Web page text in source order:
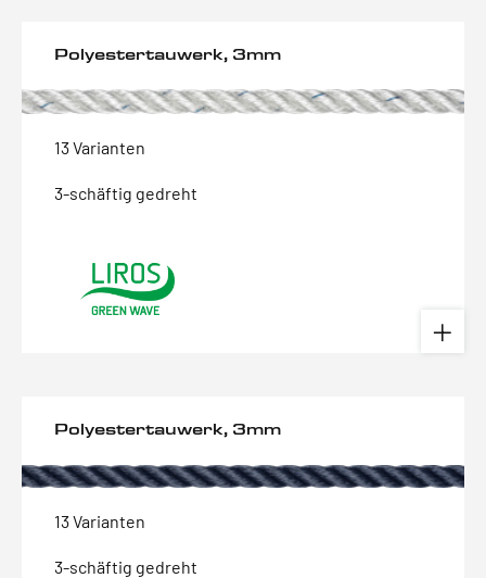
Polyestertauwerk, 3mm
13 Varianten
3-schäftig gedreht
Polyestertauwerk, 3mm
13 Varianten
3-schäftig gedreht